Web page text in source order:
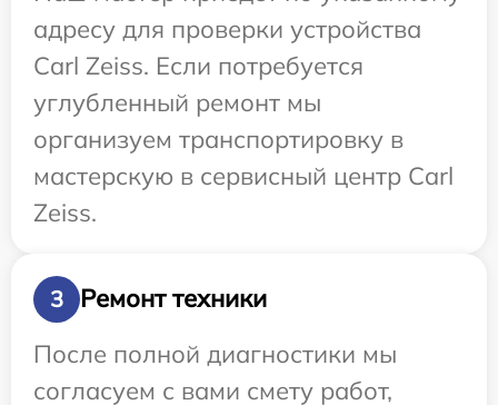
адресу для проверки устройства
Carl Zeiss. Если потребуется
углубленный ремонт мы
организуем транспортировку в
мастерскую в сервисный центр Carl
Zeiss.
3
Ремонт техники
После полной диагностики мы
согласуем с вами смету работ,